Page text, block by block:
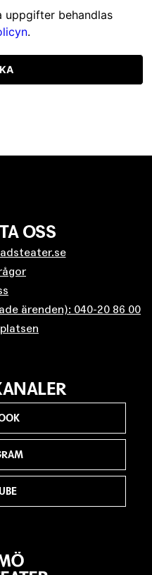
uppgifter behandlas
.
OSS
ärenden): 040-20 86 00